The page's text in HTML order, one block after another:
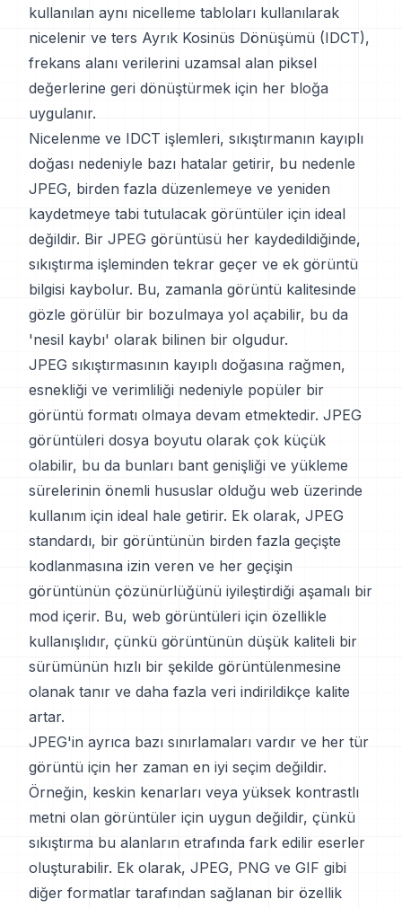
kullanılan aynı nicelleme tabloları kullanılarak
nicelenir ve ters Ayrık Kosinüs Dönüşümü (IDCT),
frekans alanı verilerini uzamsal alan piksel
değerlerine geri dönüştürmek için her bloğa
uygulanır.
Nicelenme ve IDCT işlemleri, sıkıştırmanın kayıplı
doğası nedeniyle bazı hatalar getirir, bu nedenle
JPEG, birden fazla düzenlemeye ve yeniden
kaydetmeye tabi tutulacak görüntüler için ideal
değildir. Bir JPEG görüntüsü her kaydedildiğinde,
sıkıştırma işleminden tekrar geçer ve ek görüntü
bilgisi kaybolur. Bu, zamanla görüntü kalitesinde
gözle görülür bir bozulmaya yol açabilir, bu da
'nesil kaybı' olarak bilinen bir olgudur.
JPEG sıkıştırmasının kayıplı doğasına rağmen,
esnekliği ve verimliliği nedeniyle popüler bir
görüntü formatı olmaya devam etmektedir. JPEG
görüntüleri dosya boyutu olarak çok küçük
olabilir, bu da bunları bant genişliği ve yükleme
sürelerinin önemli hususlar olduğu web üzerinde
kullanım için ideal hale getirir. Ek olarak, JPEG
standardı, bir görüntünün birden fazla geçişte
kodlanmasına izin veren ve her geçişin
görüntünün çözünürlüğünü iyileştirdiği aşamalı bir
mod içerir. Bu, web görüntüleri için özellikle
kullanışlıdır, çünkü görüntünün düşük kaliteli bir
sürümünün hızlı bir şekilde görüntülenmesine
olanak tanır ve daha fazla veri indirildikçe kalite
artar.
JPEG'in ayrıca bazı sınırlamaları vardır ve her tür
görüntü için her zaman en iyi seçim değildir.
Örneğin, keskin kenarları veya yüksek kontrastlı
metni olan görüntüler için uygun değildir, çünkü
sıkıştırma bu alanların etrafında fark edilir eserler
oluşturabilir. Ek olarak, JPEG, PNG ve GIF gibi
diğer formatlar tarafından sağlanan bir özellik